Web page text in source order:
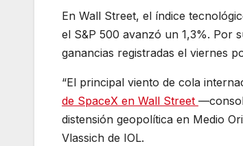
En Wall Street, el índice
el S&P 500 avanzó un 1,3%. Por
ganancias registradas el viernes
“El principal viento de cola
de SpaceX en Wall Street
distensión geopolítica en Medio
Vlassich de IOL.